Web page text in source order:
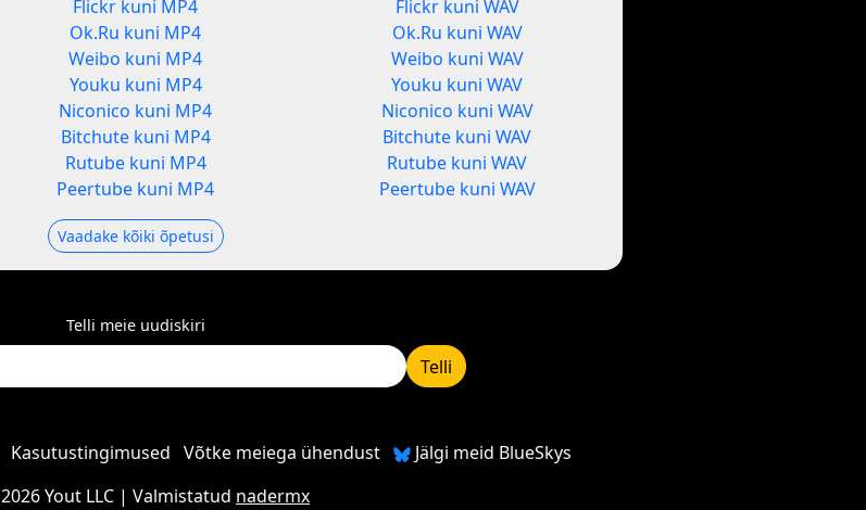
Flickr kuni MP4
Ok.Ru kuni MP4
Weibo kuni MP4
Youku kuni MP4
Niconico kuni MP4
Bitchute kuni MP4
Rutube kuni MP4
Peertube kuni MP4
Flickr kuni WAV
Ok.Ru kuni WAV
Weibo kuni WAV
Youku kuni WAV
Niconico kuni WAV
Bitchute kuni WAV
Rutube kuni WAV
Peertube kuni WAV
Vaadake kõiki õpetusi
Telli meie uudiskiri
Telli
Kasutustingimused Võtke meiega ühendust
Jälgi meid BlueSkys
2026 Yout LLC | Valmistatud nadermx